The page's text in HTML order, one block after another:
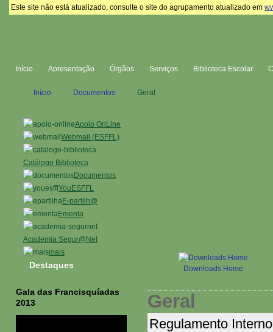
Este site não está atualizado, consulte o site do agrupamento atualizado em
Início Apresentação Órgãos Serviços Biblioteca Escolar
Apoio OnLine
Webmail (ESFFL)
Catálogo Biblioteca
Documentos
YouESFFL
E-partilh@
Ementa
Academia Segur@Net
mais
Início Documentos Geral
Downloads Home
Geral
Regulamento
Destaques
Gala das Francisquíadas
2013